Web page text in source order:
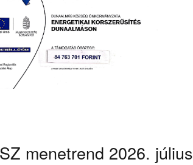
menetrend 2026. július